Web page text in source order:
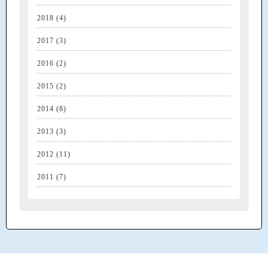
2018 (4)
2017 (3)
2016 (2)
2015 (2)
2014 (8)
2013 (3)
2012 (11)
2011 (7)